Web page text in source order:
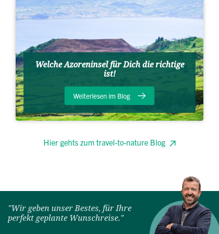
Welche Azoreninsel für Dich die richtige
ist!
Weiterlesen im Blog
Hier gehts zum travel-to-nature Blog
"Wir geben unser Bestes, für Ihre
perfekt geplante Wunschreise."